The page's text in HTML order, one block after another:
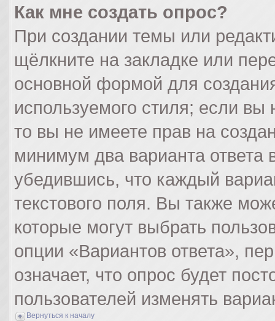
Как мне создать опрос?
При создании темы или
щёлкните на закладке или
основной формой для
используемого стиля; если
то вы не имеете прав на
минимум два варианта ответа
убедившись, что каждый
текстового поля. Вы также
которые могут выбрать
опции «Вариантов ответа»,
означает, что опрос будет
пользователей изменять
Вернуться к началу